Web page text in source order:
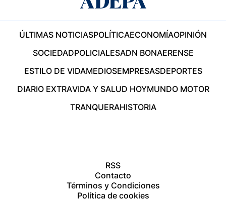
ÚLTIMAS NOTICIASPOLÍTICAECONOMÍAOPINIÓN
SOCIEDADPOLICIALESADN BONAERENSE
ESTILO DE VIDAMEDIOSEMPRESASDEPORTES
DIARIO EXTRAVIDA Y SALUD HOYMUNDO MOTOR
TRANQUERAHISTORIA
RSS
Contacto
Términos y Condiciones
Política de cookies